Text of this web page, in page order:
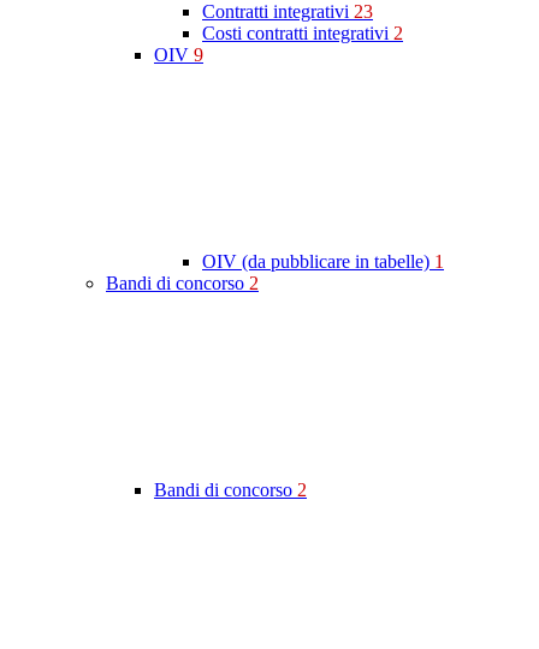
Contratti integrativi 23
Costi contratti integrativi 2
OIV 9
OIV (da pubblicare in tabelle) 1
Bandi di concorso 2
Bandi di concorso 2